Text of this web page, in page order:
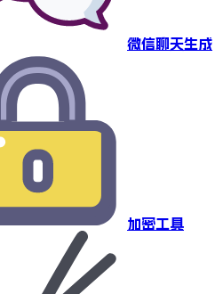
微信聊天生成
加密工具